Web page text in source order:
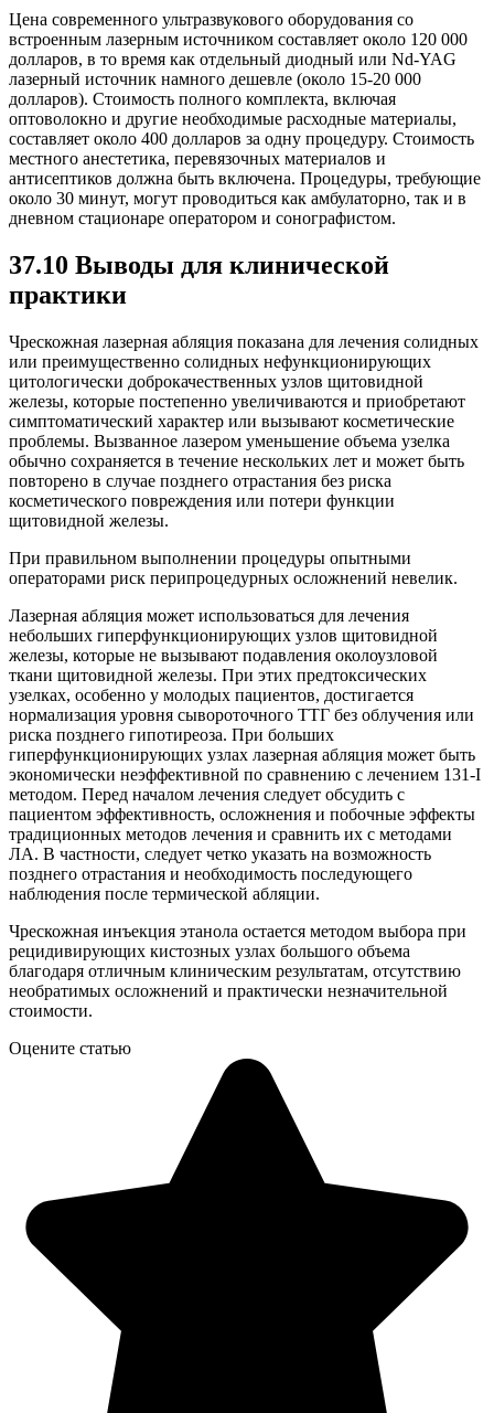
Цена современного ультразвукового оборудования со
встроенным лазерным источником составляет около 120 000
долларов, в то время как отдельный диодный или Nd-YAG
лазерный источник намного дешевле (около 15-20 000
долларов). Стоимость полного комплекта, включая
оптоволокно и другие необходимые расходные материалы,
составляет около 400 долларов за одну процедуру. Стоимость
местного анестетика, перевязочных материалов и
антисептиков должна быть включена. Процедуры, требующие
около 30 минут, могут проводиться как амбулаторно, так и в
дневном стационаре оператором и сонографистом.
37.10 Выводы для клинической
практики
Чрескожная лазерная абляция показана для лечения солидных
или преимущественно солидных нефункционирующих
цитологически доброкачественных узлов щитовидной
железы, которые постепенно увеличиваются и приобретают
симптоматический характер или вызывают косметические
проблемы. Вызванное лазером уменьшение объема узелка
обычно сохраняется в течение нескольких лет и может быть
повторено в случае позднего отрастания без риска
косметического повреждения или потери функции
щитовидной железы.
При правильном выполнении процедуры опытными
операторами риск перипроцедурных осложнений невелик.
Лазерная абляция может использоваться для лечения
небольших гиперфункционирующих узлов щитовидной
железы, которые не вызывают подавления околоузловой
ткани щитовидной железы. При этих предтоксических
узелках, особенно у молодых пациентов, достигается
нормализация уровня сывороточного ТТГ без облучения или
риска позднего гипотиреоза. При больших
гиперфункционирующих узлах лазерная абляция может быть
экономически неэффективной по сравнению с лечением 131-I
методом. Перед началом лечения следует обсудить с
пациентом эффективность, осложнения и побочные эффекты
традиционных методов лечения и сравнить их с методами
ЛА. В частности, следует четко указать на возможность
позднего отрастания и необходимость последующего
наблюдения после термической абляции.
Чрескожная инъекция этанола остается методом выбора при
рецидивирующих кистозных узлах большого объема
благодаря отличным клиническим результатам, отсутствию
необратимых осложнений и практически незначительной
стоимости.
Оцените статью